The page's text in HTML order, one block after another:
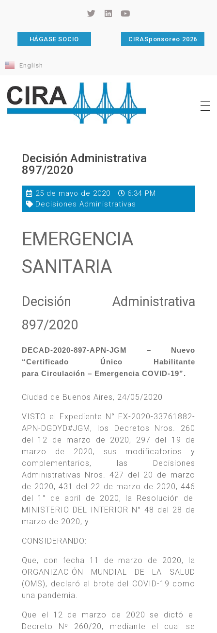
HÁGASE SOCIO CIRASponsoreo 2026
English
Decisión Administrativa
897/2020
25 de mayo de 2020
6:34 PM
Decisiones Administrativas
EMERGENCIA
SANITARIA
Decisión Administrativa
897/2020
DECAD-2020-897-APN-JGM – Nuevo
“Certificado Único Habilitante
para Circulación – Emergencia COVID-19”.
Ciudad de Buenos Aires, 24/05/2020
VISTO el Expediente N° EX-2020-33761882-
APN-DGDYD#JGM, los Decretos Nros. 260
del 12 de marzo de 2020, 297 del 19 de
marzo de 2020, sus modificatorios y
complementarios, las Decisiones
Administrativas Nros. 427 del 20 de marzo
de 2020, 431 del 22 de marzo de 2020, 446
del 1° de abril de 2020, la Resolución del
MINISTERIO DEL INTERIOR N° 48 del 28 de
marzo de 2020, y
CONSIDERANDO:
Que, con fecha 11 de marzo de 2020, la
ORGANIZACIÓN MUNDIAL DE LA SALUD
(OMS), declaró el brote del COVID-19 como
una pandemia.
Que el 12 de marzo de 2020 se dictó el
Decreto Nº 260/20, mediante el cual se